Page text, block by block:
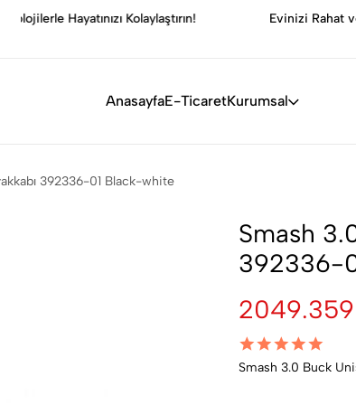
Evinizi Rahat ve Şık Hale Getirin, Her Köşede
AnasayfaE-TicaretKurumsal
392336-01 Black-white
Smash
392336-
Smash 3.0 Buck